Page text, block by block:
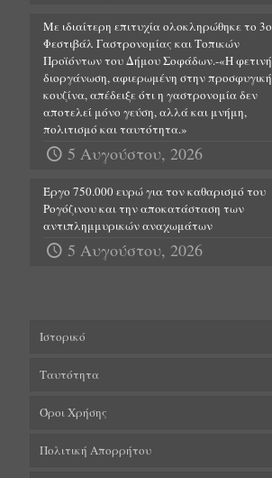
Με ιδιαίτερη επιτυχία ολοκληρώθηκε το 3ο
Φεστιβάλ Γαστρονομίας και Τοπικών
Προϊόντων του Δήμου Σοφάδων.-«Η φετινή
διοργάνωση, αφιερωμένη στην προσφυγική
κουζίνα, απέδειξε ότι η γαστρονομία δεν
αποτελεί μόνο γεύση, αλλά και μνήμη,
πολιτισμό και ταυτότητα.»
5 Αυγούστου, 2026
Έργο 750.000 ευρώ για τον καθαρισμό του
Ρογόζινου και την αποκατάσταση των
αντιπλημμυρικών αναχωμάτων
5 Αυγούστου, 2026
Ιστορικό
Ταυτότητα
Όροι Χρήσης
Πολιτική Απορρήτου